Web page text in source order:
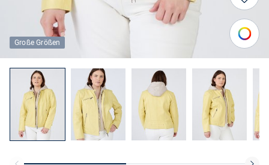
Große Größen